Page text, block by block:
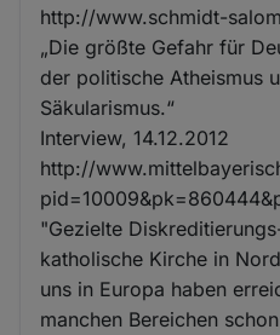
http://www.schmidt-
„Die größte Gefahr für
der politische Atheismus
Säkularismus.“
Interview, 14.12.2012
http://
"Gezielte
katholische Kirche in
uns in Europa haben
manchen Bereichen